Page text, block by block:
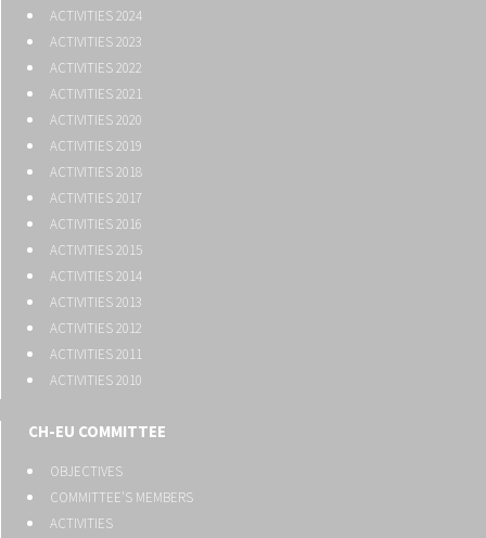
ACTIVITIES 2024
ACTIVITIES 2023
ACTIVITIES 2022
ACTIVITIES 2021
ACTIVITIES 2020
ACTIVITIES 2019
ACTIVITIES 2018
ACTIVITIES 2017
ACTIVITIES 2016
ACTIVITIES 2015
ACTIVITIES 2014
ACTIVITIES 2013
ACTIVITIES 2012
ACTIVITIES 2011
ACTIVITIES 2010
CH-EU COMMITTEE
OBJECTIVES
COMMITTEE'S MEMBERS
ACTIVITIES